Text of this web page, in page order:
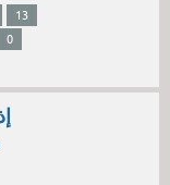
13
0